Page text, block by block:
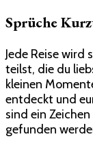
Sprüche
Jede Reise wird
teilst, die du
kleinen
entdeckt und
sind ein
gefunden